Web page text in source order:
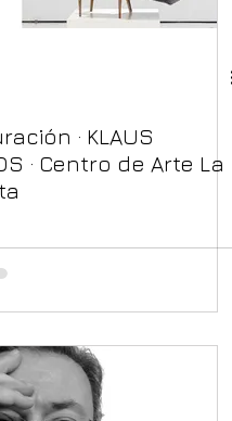
· KLAUS
· Centro de Arte La